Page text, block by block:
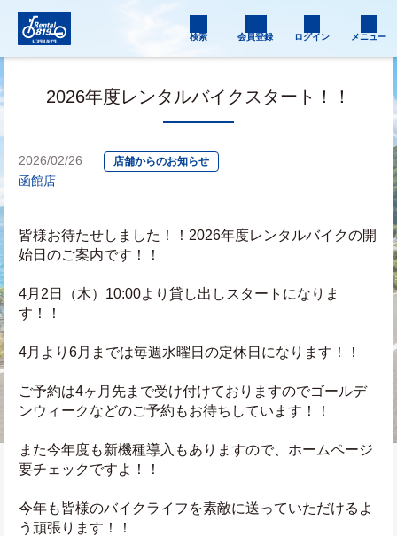
検索 会員登録 ログイン メニュー
2026年度レンタルバイクスタート！！
2026/02/26 店舗からのお知らせ
函館店
皆様お待たせしました！！2026年度レンタルバイクの開
始日のご案内です！！
4月2日（木）10:00より貸し出しスタートになりま
す！！
4月より6月までは毎週水曜日の定休日になります！！
ご予約は4ヶ月先まで受け付けておりますのでゴールデ
ンウィークなどのご予約もお待ちしています！！
また今年度も新機種導入もありますので、ホームページ
要チェックですよ！！
今年も皆様のバイクライフを素敵に送っていただけるよ
う頑張ります！！